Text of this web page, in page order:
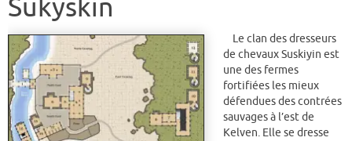
Sukyskin
Le clan des dresseurs
de chevaux Suskiyin est
une des fermes
fortifiées les mieux
défendues des contrées
sauvages à l’est de
Kelven. Elle se dresse